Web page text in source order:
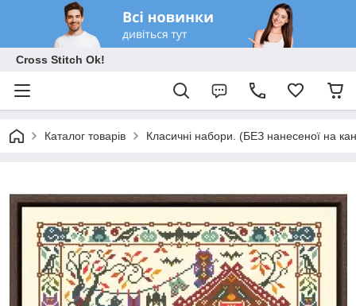
Cross Stitch Ok!
Каталог товарів Класичні набори. (БЕЗ нанесеної на